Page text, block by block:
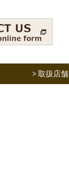
取扱店舗